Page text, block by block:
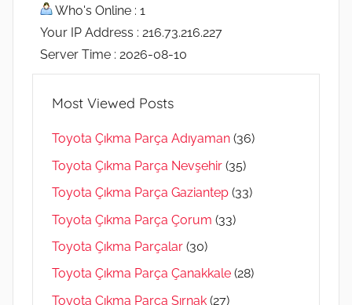
Who's Online : 1
Your IP Address : 216.73.216.227
Server Time : 2026-08-10
Most Viewed Posts
Toyota Çıkma Parça Adıyaman (36)
Toyota Çıkma Parça Nevşehir (35)
Toyota Çıkma Parça Gaziantep (33)
Toyota Çıkma Parça Çorum (33)
Toyota Çıkma Parçalar (30)
Toyota Çıkma Parça Çanakkale (28)
Toyota Çıkma Parça Şırnak (27)